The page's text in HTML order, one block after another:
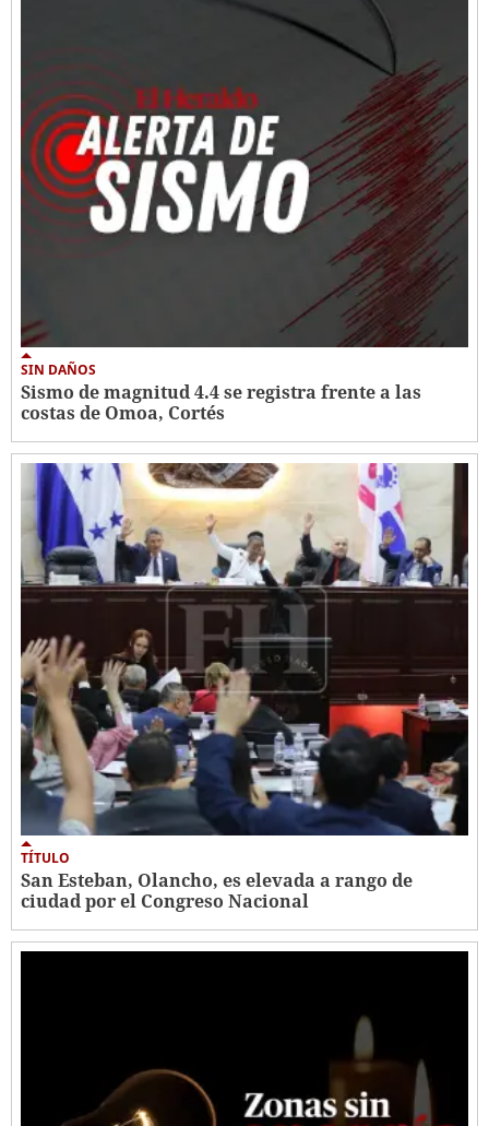
SIN DAÑOS
Sismo de magnitud 4.4 se registra frente a las
costas de Omoa, Cortés
TÍTULO
San Esteban, Olancho, es elevada a rango de
ciudad por el Congreso Nacional